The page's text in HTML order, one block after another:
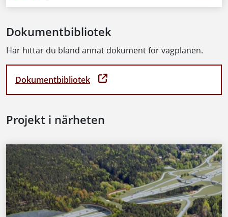
Dokumentbibliotek
Här hittar du bland annat dokument för vägplanen.
Dokumentbibliotek
Projekt i närheten